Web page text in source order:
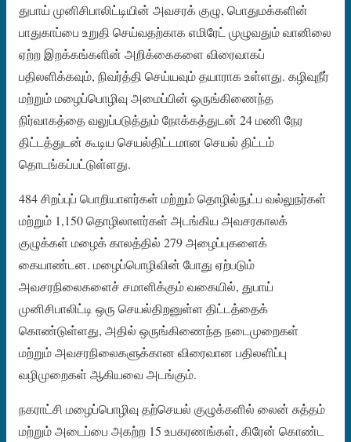
துபாய் முனிசிபாலிட்டியின் அவசரக் குழு, பொதுமக்களின்
பாதுகாப்பை உறுதி செய்வதற்காக எமிரேட் முழுவதும் வானிலை
ஏற்ற இறக்கங்களின் அறிக்கைகளை விரைவாகப்
பதிலளிக்கவும், நிவர்த்தி செய்யவும் தயாராக உள்ளது. கழிவுநீர்
மற்றும் மழைப்பொழிவு அமைப்பின் ஒருங்கிணைந்த
நிர்வாகத்தை வலுப்படுத்தும் நோக்கத்துடன் 24 மணி நேர
திட்டத்துடன் கூடிய செயல்திட்டமான செயல் திட்டம்
தொடங்கப்பட்டுள்ளது.
484 சிறப்புப் பொறியாளர்கள் மற்றும் தொழில்நுட்ப வல்லுநர்கள்
மற்றும் 1,150 தொழிலாளர்கள் அடங்கிய அவசரகாலக்
குழுக்கள் மழைக் காலத்தில் 279 அழைப்புகளைக்
கையாண்டன. மழைப்பொழிவின் போது ஏற்படும்
அவசரநிலைகளைச் சமாளிக்கும் வகையில், துபாய்
முனிசிபாலிட்டி ஒரு செயல்திறனுள்ள திட்டத்தைக்
கொண்டுள்ளது, அதில் ஒருங்கிணைந்த நடைமுறைகள்
மற்றும் அவசரநிலைகளுக்கான விரைவான பதிலளிப்பு
வழிமுறைகள் ஆகியவை அடங்கும்.
நகராட்சி மழைப்பொழிவு தற்செயல் குழுக்களில் லைன் சுத்தம்
மற்றும் அடைப்பை அகற்ற 15 உபகரணங்கள், கிரேன் கொண்ட